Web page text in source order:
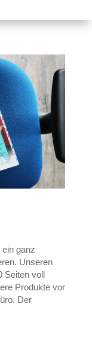
ganz
Unseren
Seiten voll
Produkte vor
Der